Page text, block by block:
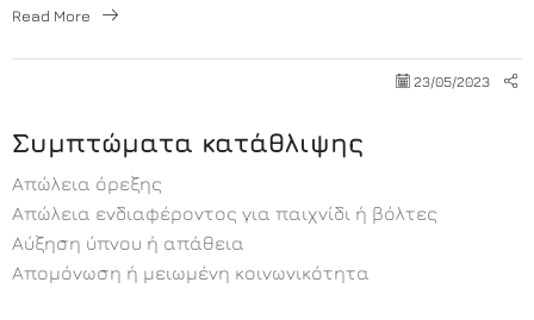
Read More
23/05/2023
Συμπτώματα κατάθλιψης
Απώλεια όρεξης
Απώλεια ενδιαφέροντος για παιχνίδι ή βόλτες
Αύξηση ύπνου ή απάθεια
Απομόνωση ή μειωμένη κοινωνικότητα